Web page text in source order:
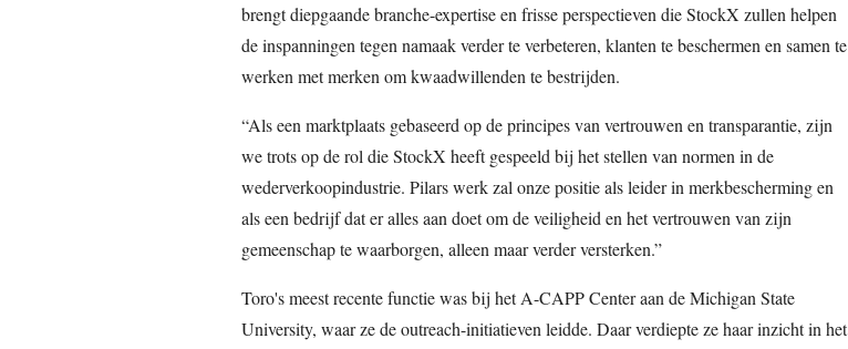
brengt diepgaande branche-expertise en frisse perspectieven die StockX zullen helpen
de inspanningen tegen namaak verder te verbeteren, klanten te beschermen en samen te
werken met merken om kwaadwillenden te bestrijden.
“Als een marktplaats gebaseerd op de principes van vertrouwen en transparantie, zijn
we trots op de rol die StockX heeft gespeeld bij het stellen van normen in de
wederverkoopindustrie. Pilars werk zal onze positie als leider in merkbescherming en
als een bedrijf dat er alles aan doet om de veiligheid en het vertrouwen van zijn
gemeenschap te waarborgen, alleen maar verder versterken.”
Toro's meest recente functie was bij het A-CAPP Center aan de Michigan State
University, waar ze de outreach-initiatieven leidde. Daar verdiepte ze haar inzicht in het